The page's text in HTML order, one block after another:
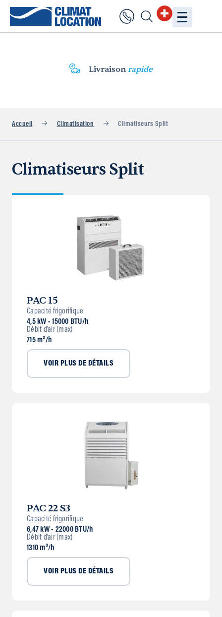
Livraisonrapide
Accueil Climatisation Climatiseurs Split
Climatiseurs Split
PAC 15
Capacité frigorifique
4,5 kW - 15000 BTU/h
Débit d’air (max)
715 m³/h
VOIR PLUS DE DÉTAILS
PAC 22 S3
Capacité frigorifique
6,47 kW - 22000 BTU/h
Débit d’air (max)
1310 m³/h
VOIR PLUS DE DÉTAILS